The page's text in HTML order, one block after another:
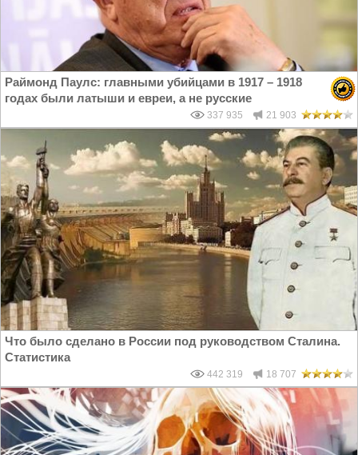
Раймонд Паулс: главными убийцами в 1917 – 1918
годах были латыши и евреи, а не русские
337 935 21 903
Что было сделано в России под руководством Сталина.
Статистика
442 319 18 707